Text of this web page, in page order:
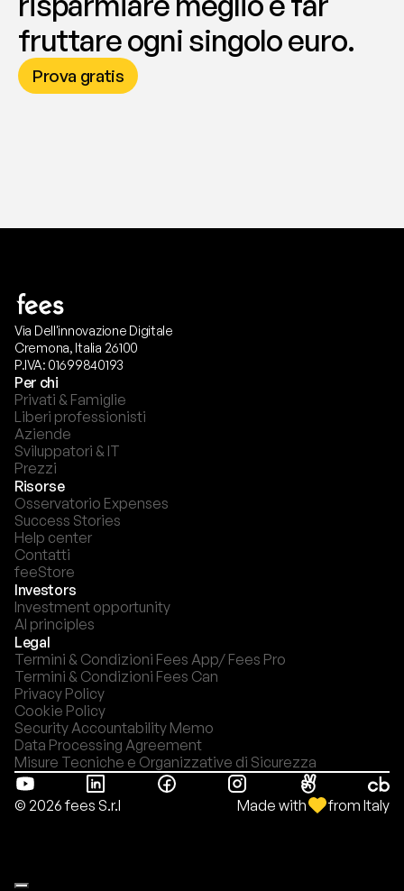
fruttare ogni singolo euro.
Prova gratis
Via Dell'innovazione Digitale
Cremona, Italia 26100
P.IVA: 01699840193
Per chi
Privati & Famiglie
Liberi professionisti
Aziende
Sviluppatori & IT
Prezzi
Risorse
Osservatorio Expenses
Success Stories
Help center
Contatti
feeStore
Investors
Investment opportunity
AI principles
Legal
Termini & Condizioni Fees App/ Fees Pro
Termini & Condizioni Fees Can
Privacy Policy
Cookie Policy
Security Accountability Memo
Data Processing Agreement
Misure Tecniche e Organizzative di Sicurezza
© 2026 fees S.r.l Made with from Italy